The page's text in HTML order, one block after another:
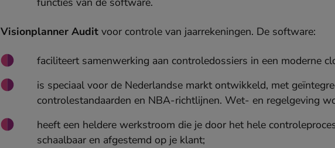
Visionplanner Audit voor controle van jaarrekeningen. De software:
faciliteert samenwerking aan controledossiers in een moderne
is speciaal voor de Nederlandse markt ontwikkeld, met
controlestandaarden en NBA-richtlijnen. Wet- en regelgeving
heeft een heldere werkstroom die je door het hele
schaalbaar en afgestemd op je klant;